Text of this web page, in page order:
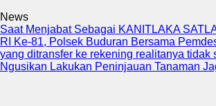
News
Saat Menjabat Sebagai KANITLAKA
RI Ke-81, Polsek Buduran Bersama
yang ditransfer ke rekening realitanya tidak
Ngusikan Lakukan Peninjauan Tanaman